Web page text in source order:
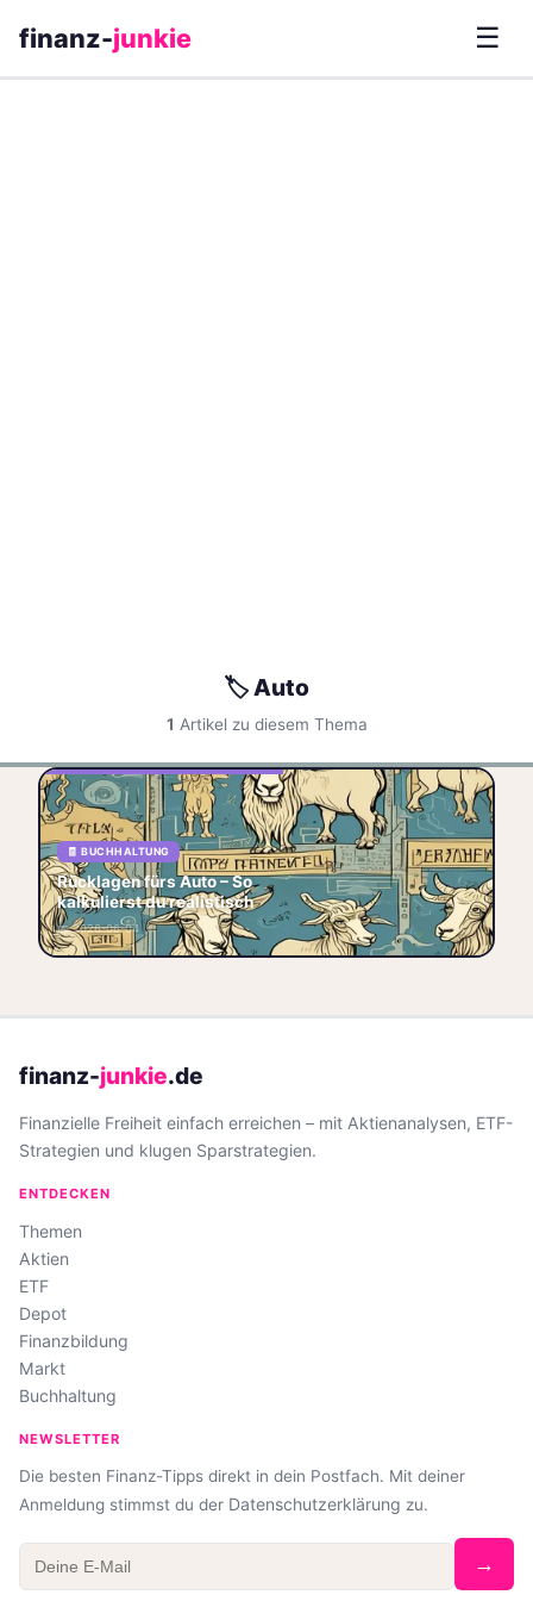
finanz-junkie ☰
🏷️ Auto
1 Artikel zu diesem Thema
🧾 BUCHHALTUNG
Rücklagen fürs Auto – So
kalkulierst du realistisch
📅 2026-06-04
Rücklagen fürs Auto – So
kalkulierst du realistisch Dein
Auto kostet dich mehr, als du
denkst. Die meisten
Autofahrer k
🏷️ Buchhaltung
🏷️ Auto
🏷️ Rücklagen
📋 Budget
finanz-junkie.de
Finanzielle Freiheit einfach erreichen – mit Aktienanalysen, ETF-
Strategien und klugen Sparstrategien.
ENTDECKEN
Themen
Aktien
ETF
Depot
Finanzbildung
Markt
Buchhaltung
NEWSLETTER
Die besten Finanz-Tipps direkt in dein Postfach. Mit deiner
Anmeldung stimmst du der Datenschutzerklärung zu.
→